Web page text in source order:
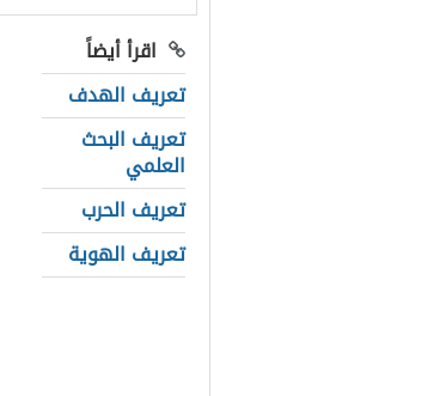
اقرأ أيضاً
تعريف الهدف
تعريف البحث
العلمي
تعريف الحرب
تعريف الهوية